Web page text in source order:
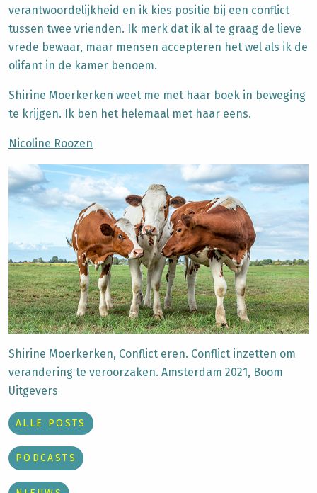
verantwoordelijkheid en ik kies positie bij een conflict
tussen twee vrienden. Ik merk dat ik al te graag de lieve
vrede bewaar, maar mensen accepteren het wel als ik de
olifant in de kamer benoem.
Shirine Moerkerken weet me met haar boek in beweging
te krijgen. Ik ben het helemaal met haar eens.
Nicoline Roozen
Shirine Moerkerken, Conflict eren. Conflict inzetten om
verandering te veroorzaken. Amsterdam 2021, Boom
Uitgevers
ALLE POSTS
PODCASTS